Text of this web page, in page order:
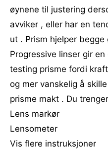
øynene til justering
avviker , eller har en
ut . Prism hjelper
Progressive linser gir
testing prisme fordi
og mer vanskelig å
prisme makt . Du trenger
Lens markør
Lensometer
Vis flere instruksjoner